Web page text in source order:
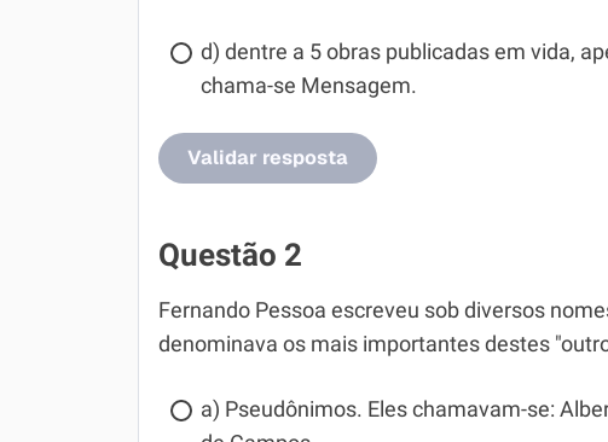
d) dentre a 5 obras publicadas em vida,
chama-se Mensagem.
Validar resposta
Questão 2
Fernando Pessoa escreveu sob diversos
denominava os mais importantes destes
a) Pseudônimos. Eles chamavam-se: